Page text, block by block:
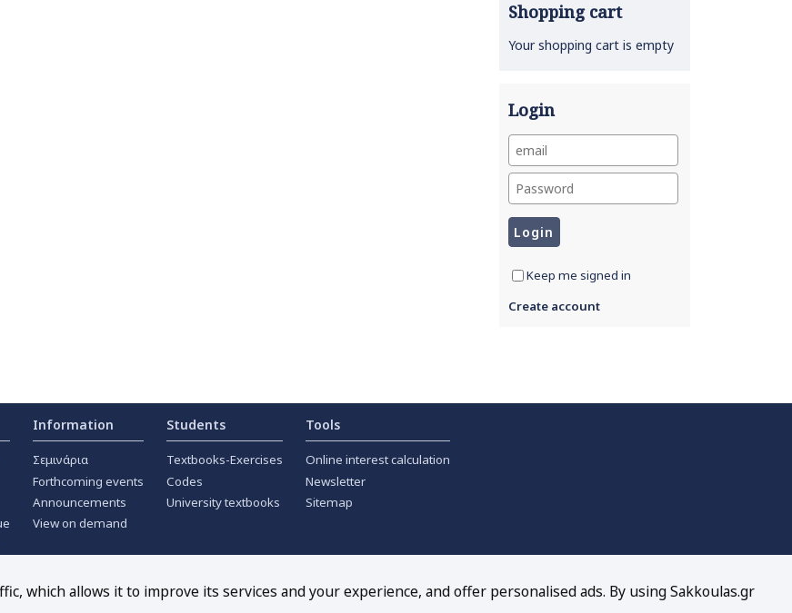
Shopping cart
Your shopping cart is empty
Login
Keep me signed in
Create account
Information
Σεμινάρια
Forthcoming events
Announcements
View on demand
Students
Textbooks-Exercises
Codes
University textbooks
Tools
Online interest calculation
Newsletter
Sitemap
which allows it to improve its services and your experience, and offer personalised ads. By using Sakkoulas.gr